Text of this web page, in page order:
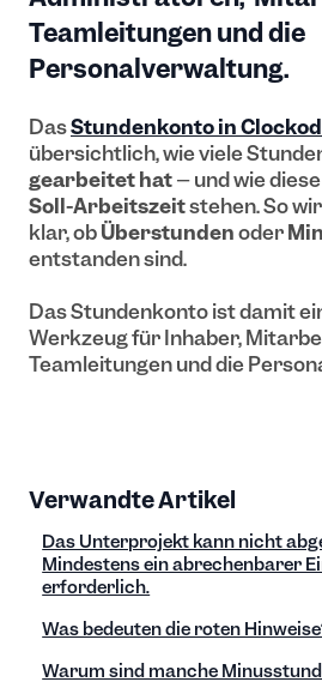
Teamleitungen und die
Personalverwaltung.
DasStundenkonto in
übersichtlich, wie viele
gearbeitet hat– und wie
Soll-Arbeitszeitstehen. So
klar, obÜberstundenoder
entstanden sind.
Das Stundenkonto ist damit
Werkzeug für Inhaber,
Teamleitungen und die
Verwandte Artikel
Das Unterprojekt kann nicht
Mindestens ein abrechenbarer
erforderlich.
Was bedeuten die roten
Warum sind manche